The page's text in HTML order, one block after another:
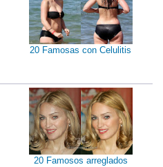
20 Famosas con Celulitis
20 Famosos arreglados